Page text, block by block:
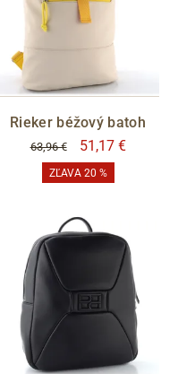
Rieker béžový batoh
63,96 € 51,17 €
ZĽAVA 20 %